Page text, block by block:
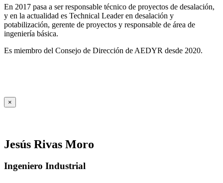
En 2017 pasa a ser responsable técnico de proyectos de desalación,
y en la actualidad es Technical Leader en desalación y
potabilización, gerente de proyectos y responsable de área de
ingeniería básica.
Es miembro del Consejo de Dirección de AEDYR desde 2020.
×
Jesús Rivas Moro
Ingeniero Industrial